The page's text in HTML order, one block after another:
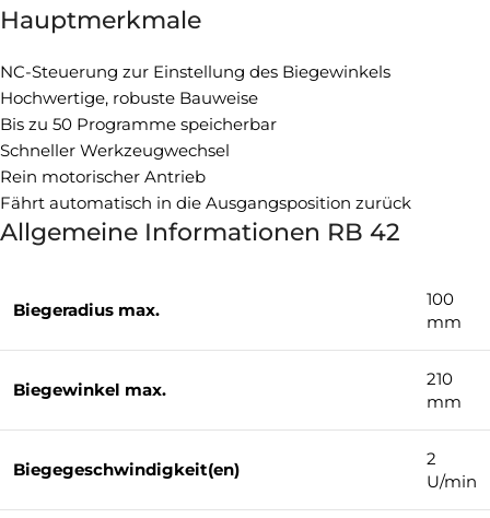
Hauptmerkmale
NC-Steuerung zur Einstellung des Biegewinkels
Hochwertige, robuste Bauweise
Bis zu 50 Programme speicherbar
Schneller Werkzeugwechsel
Rein motorischer Antrieb
Fährt automatisch in die Ausgangsposition zurück
Allgemeine Informationen RB 42
Biegeradius max.
100
mm
Biegewinkel max.
210
mm
Biegegeschwindigkeit(en)
2
U/min